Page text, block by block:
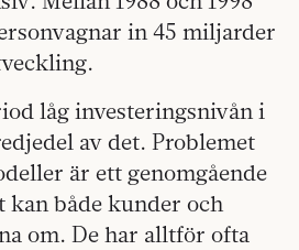
in 45 miljarder
låg investeringsnivån i
av det. Problemet
är ett genomgående
kan både kunder och
om. De har alltför ofta